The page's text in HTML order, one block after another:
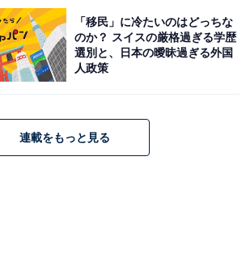
「移民」に冷たいのはどっちな
のか？ スイスの厳格過ぎる学歴
選別と、日本の曖昧過ぎる外国
人政策
連載をもっと見る